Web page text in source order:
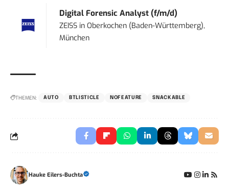
Digital Forensic Analyst (f/m/d)
ZEISS inOberkochen (Baden-Württemberg),
München
THEMEN: AUTO BTLISTICLE NOFEATURE SNACKABLE
Hauke Eilers-Buchta